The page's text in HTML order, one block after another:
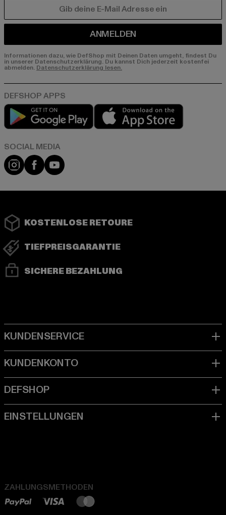
ANMELDEN
Informationen dazu, wie DefShop mit Deinen Daten umgeht, findest Du
in unserer Datenschutzerklärung. Du kannst Dich jederzeit kostenfei
abmelden. Datenschutzerklärung lesen.
Play market
Instagram
FacebookYouTube
KOSTENLOSE RETOURE
TIEFPREISGARANTIE
SICHERE BEZAHLUNG
ZAHLUNGSMETHODEN